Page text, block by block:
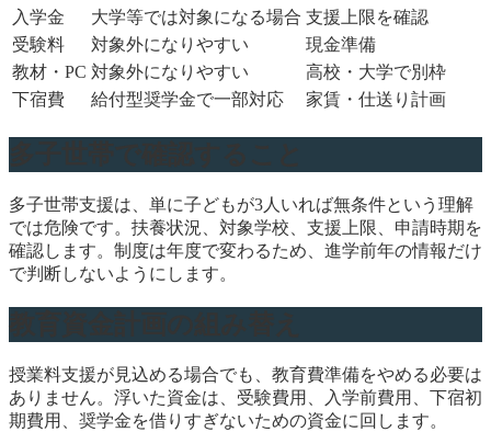
入学金 大学等では対象になる場合 支援上限を確認
受験料
対象外になりやすい
現金準備
教材・PC 対象外になりやすい
高校・大学で別枠
下宿費
給付型奨学金で一部対応 家賃・仕送り計画
多子世帯支援は、単に子どもが3人いれば無条件という理解
では危険です。扶養状況、対象学校、支援上限、申請時期を
確認します。制度は年度で変わるため、進学前年の情報だけ
で判断しないようにします。
授業料支援が見込める場合でも、教育費準備をやめる必要は
ありません。浮いた資金は、受験費用、入学前費用、下宿初
期費用、奨学金を借りすぎないための資金に回します。